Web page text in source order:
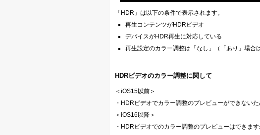
「HDR」は以下の条件で表示されます。
再生コンテンツがHDRビデオ
デバイスがHDR再生に対応している
再生設定のカラー調整は「なし」（「あり」場合
HDRビデオのカラー調整に関して
＜iOS15以前＞
・HDRビデオでカラー調整のプレビューができない
＜iOS16以降＞
・HDRビデオでのカラー調整のプレビューはできま